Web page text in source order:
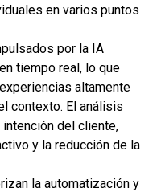
en varios puntos
por la IA
tiempo real, lo que
altamente
contexto. El análisis
del cliente,
y la reducción de la
la automatización y